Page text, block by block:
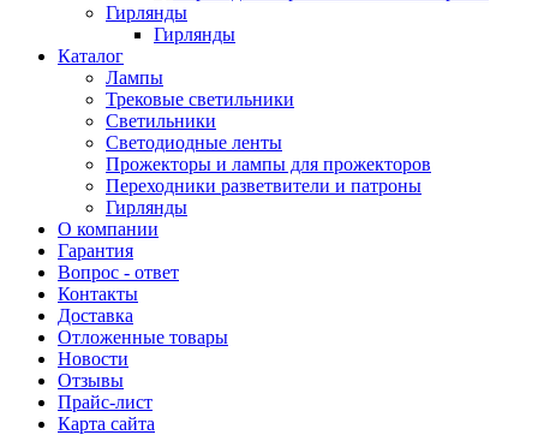
Гирлянды
Гирлянды
Каталог
Лампы
Трековые светильники
Светильники
Светодиодные ленты
Прожекторы и лампы для прожекторов
Переходники разветвители и патроны
Гирлянды
О компании
Гарантия
Вопрос - ответ
Контакты
Доставка
Отложенные товары
Новости
Отзывы
Прайс-лист
Карта сайта